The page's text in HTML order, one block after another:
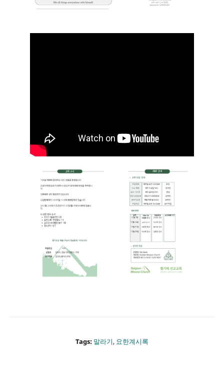
Tags: 말라기, 요한계시록